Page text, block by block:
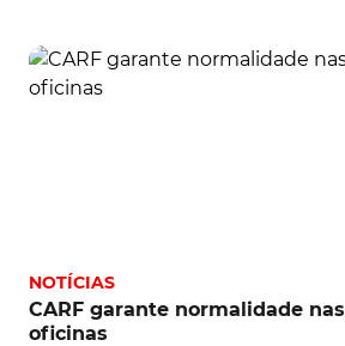
NOTÍCIAS
CARF garante normalidade nas
oficinas